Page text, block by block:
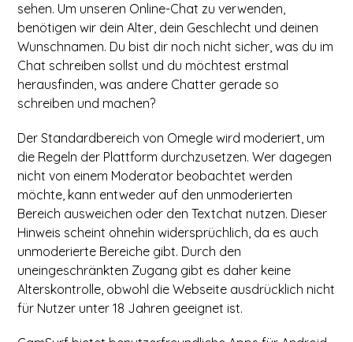
sehen. Um unseren Online-Chat zu verwenden,
benötigen wir dein Alter, dein Geschlecht und deinen
Wunschnamen. Du bist dir noch nicht sicher, was du im
Chat schreiben sollst und du möchtest erstmal
herausfinden, was andere Chatter gerade so
schreiben und machen?
Der Standardbereich von Omegle wird moderiert, um
die Regeln der Plattform durchzusetzen. Wer dagegen
nicht von einem Moderator beobachtet werden
möchte, kann entweder auf den unmoderierten
Bereich ausweichen oder den Textchat nutzen. Dieser
Hinweis scheint ohnehin widersprüchlich, da es auch
unmoderierte Bereiche gibt. Durch den
uneingeschränkten Zugang gibt es daher keine
Alterskontrolle, obwohl die Webseite ausdrücklich nicht
für Nutzer unter 18 Jahren geeignet ist.